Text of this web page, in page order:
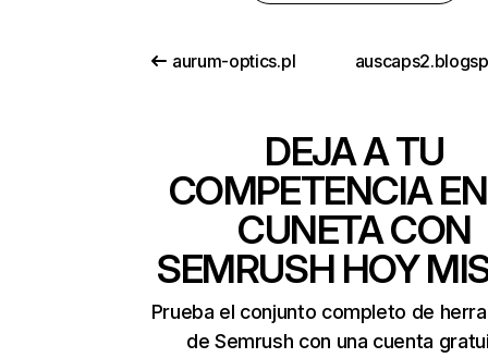
aurum-optics.pl
DEJA A TU
COMPETENCIA
CUNETA CON
SEMRUSH HOY
Prueba el conjunto completo de
de Semrush con una cuenta